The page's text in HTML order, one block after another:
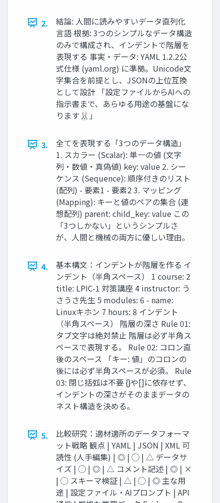
2.
結論: 人間に読みやすいデータ直列化
言語 根拠: 3つのシンプルなデータ構造
のみで構成され、インデントで階層を
表現する 事実・データ: YAML 1.2.2公
式仕様 (yaml.org) に準拠。Unicode文
字集合を前提とし、JSONの上位互換
として設計 「設定ファイルからAIへの
指示書まで、あらゆる用途の基盤にな
ります🐰」
3.
全てを表現する「3つのデータ構造」
1. スカラー (Scalar): 単一の値 (文字
列・数値・真偽値) key: value 2. シー
ケンス (Sequence): 順序付きのリスト
(配列) - 要素1 - 要素2 3. マッピング
(Mapping): キーと値のペアの集合 (連
想配列) parent: child_key: value この
「3つしかない」というシンプルさ
が、人間と機械の両方に優しい理由。
4.
基本構文：インデントが階層を作る イ
ンデント（半角スペース） 1 course: 2
title: LPIC-1 対策講座 4 instructor: う
さうさ先生 5 modules: 6 - name:
Linuxキホン 7 hours: 8 インデント
（半角スペース） 階層の深さ Rule 01:
タブ文字は絶対禁止 階層は必ず半角ス
ペースで表現する。 Rule 02: コロン直
後のスペース 「キー: 値」のコロンの
後には必ず半角スペースが必須。 Rule
03: 閉じ括弧は不要 {}や[]に依存せず、
インデントの深さがそのままデータの
ネスト構造を決める。
5.
比較研究：適材適所のデータフォーマ
ット戦略 観点 | YAML | JSON | XML 可
読性 (人手編集) | ◎ | ◯ | △ データサ
イズ | ◯ | ◎ | △ コメント記述 | ◎ | ×
| ◯ スキーマ検証 | △ | ◯ | ◎ 主な用
途 | 設定ファイル・AIプロンプト | API